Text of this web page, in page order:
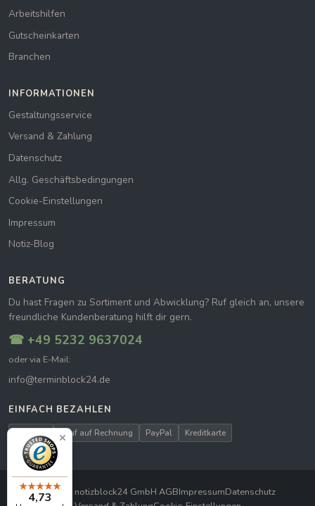
Arbeitshilfen
Gutscheinkarten
Branchen
INFORMATIONEN
Gestaltungsservice
Versand & Zahlung
Datenschutz
Allg. Geschäftsbedingungen
Cookie-Einstellungen
Impressum
Notiz-Blog
BERATUNG
Du hast Fragen zu Sortiment und Abwicklung? Ruf gleich an, unsere
freundliche Kundenberatung hilft dir gern.
☎ +49 5232 9637024
oder via E-Mail:
info@terminblock24.de
EINFACH BEZAHLEN
Kauf auf Rechnung PayPal Kreditkarte
© 2026 notizblock24 GmbH AGBImpressumDatenschutz
4,73